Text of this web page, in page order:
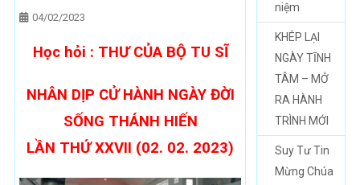
04/02/2023
Học hỏi : THƯ CỦA BỘ TU SĨ
NHÂN DỊP CỬ HÀNH NGÀY ĐỜI
SỐNG THÁNH HIẾN
LẦN THỨ XXVII (02. 02. 2023)
niệm
KHÉP LẠI
NGÀY TĨNH
TÂM – MỞ
RA HÀNH
TRÌNH MỚI
Suy Tư Tin
Mừng Chúa